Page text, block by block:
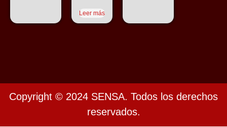
Leer más
Copyright © 2024 SENSA. Todos los derechos
reservados.